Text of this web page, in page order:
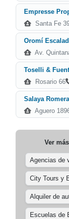
Empresse
Santa Fe
Oromí
Av.
Toselli &
Rosario 66
Salaya Romera
Aguero
Ver
Agencias de
City Tours y
Alquiler de
Escuelas de